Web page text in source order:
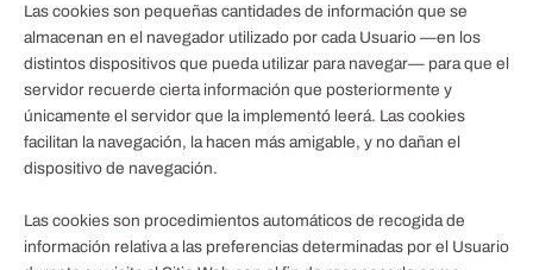
Las cookies son pequeñas cantidades de información que se
almacenan en el navegador utilizado por cada Usuario —en los
distintos dispositivos que pueda utilizar para navegar— para que el
servidor recuerde cierta información que posteriormente y
únicamente el servidor que la implementó leerá. Las cookies
facilitan la navegación, la hacen más amigable, y no dañan el
dispositivo de navegación.
Las cookies son procedimientos automáticos de recogida de
información relativa a las preferencias determinadas por el Usuario